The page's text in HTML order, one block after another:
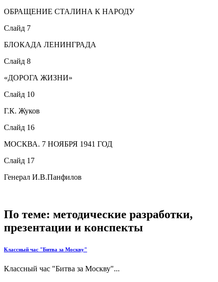
ОБРАЩЕНИЕ СТАЛИНА К НАРОДУ
Слайд 7
БЛОКАДА ЛЕНИНГРАДА
Слайд 8
«ДОРОГА ЖИЗНИ»
Слайд 10
Г.К. Жуков
Слайд 16
МОСКВА. 7 НОЯБРЯ 1941 ГОД
Слайд 17
Генерал И.В.Панфилов
По теме: методические разработки,
презентации и конспекты
Классный час "Битва за Москву"
Классный час "Битва за Москву"...